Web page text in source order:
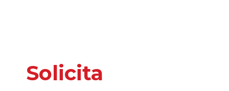
Solicita